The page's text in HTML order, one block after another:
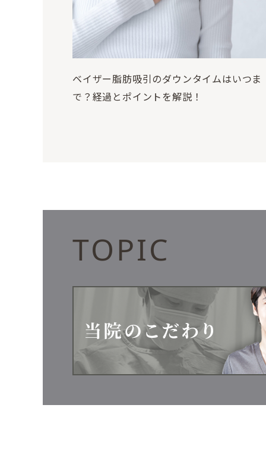
ベイザー脂肪吸引のダウンタイムはいつま
で？経過とポイントを解説！
TOPIC